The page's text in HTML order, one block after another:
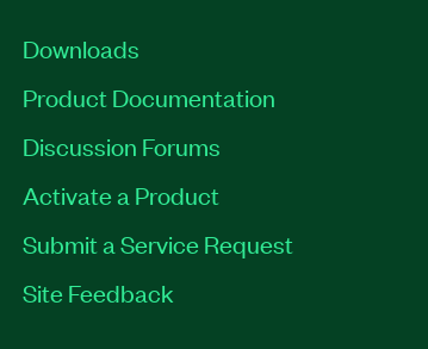
Downloads
Product Documentation
Discussion Forums
Activate a Product
Submit a Service Request
Site Feedback